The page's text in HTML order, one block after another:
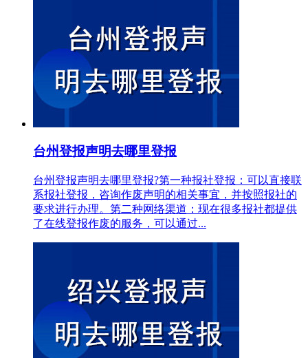
台州登报声明去哪里登报
台州登报声明去哪里登报?第一种报社登报：可以直接联
系报社登报，咨询作废声明的相关事宜，并按照报社的
要求进行办理。第二种网络渠道：现在很多报社都提供
了在线登报作废的服务，可以通过...